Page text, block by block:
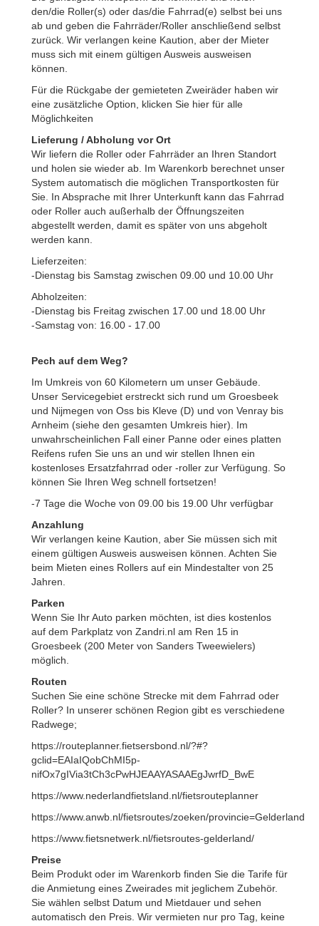
den/die Roller(s) oder das/die Fahrrad(e) selbst bei uns
ab und geben die Fahrräder/Roller anschließend selbst
zurück. Wir verlangen keine Kaution, aber der Mieter
muss sich mit einem gültigen Ausweis ausweisen
können.
Für die Rückgabe der gemieteten Zweiräder haben wir
eine zusätzliche Option, klicken Sie hier für alle
Möglichkeiten
Lieferung / Abholung vor Ort
Wir liefern die Roller oder Fahrräder an Ihren Standort
und holen sie wieder ab. Im Warenkorb berechnet unser
System automatisch die möglichen Transportkosten für
Sie. In Absprache mit Ihrer Unterkunft kann das Fahrrad
oder Roller auch außerhalb der Öffnungszeiten
abgestellt werden, damit es später von uns abgeholt
werden kann.
Lieferzeiten:
-Dienstag bis Samstag zwischen 09.00 und 10.00 Uhr
Abholzeiten:
-Dienstag bis Freitag zwischen 17.00 und 18.00 Uhr
-Samstag von: 16.00 - 17.00
Pech auf dem Weg?
Im Umkreis von 60 Kilometern um unser Gebäude.
Unser Servicegebiet erstreckt sich rund um Groesbeek
und Nijmegen von Oss bis Kleve (D) und von Venray bis
Arnheim (siehe den gesamten Umkreis hier). Im
unwahrscheinlichen Fall einer Panne oder eines platten
Reifens rufen Sie uns an und wir stellen Ihnen ein
kostenloses Ersatzfahrrad oder -roller zur Verfügung. So
können Sie Ihren Weg schnell fortsetzen!
-7 Tage die Woche von 09.00 bis 19.00 Uhr verfügbar
Anzahlung
Wir verlangen keine Kaution, aber Sie müssen sich mit
einem gültigen Ausweis ausweisen können. Achten Sie
beim Mieten eines Rollers auf ein Mindestalter von 25
Jahren.
Parken
Wenn Sie Ihr Auto parken möchten, ist dies kostenlos
auf dem Parkplatz von Zandri.nl am Ren 15 in
Groesbeek (200 Meter von Sanders Tweewielers)
möglich.
Routen
Suchen Sie eine schöne Strecke mit dem Fahrrad oder
Roller? In unserer schönen Region gibt es verschiedene
Radwege;
https://routeplanner.fietsersbond.nl/?#?
gclid=EAIaIQobChMI5p-
nifOx7gIVia3tCh3cPwHJEAAYASAAEgJwrfD_BwE
https://www.nederlandfietsland.nl/fietsrouteplanner
https://www.anwb.nl/fietsroutes/zoeken/provincie=Gelderland
https://www.fietsnetwerk.nl/fietsroutes-gelderland/
Preise
Beim Produkt oder im Warenkorb finden Sie die Tarife für
die Anmietung eines Zweirades mit jeglichem Zubehör.
Sie wählen selbst Datum und Mietdauer und sehen
automatisch den Preis. Wir vermieten nur pro Tag, keine